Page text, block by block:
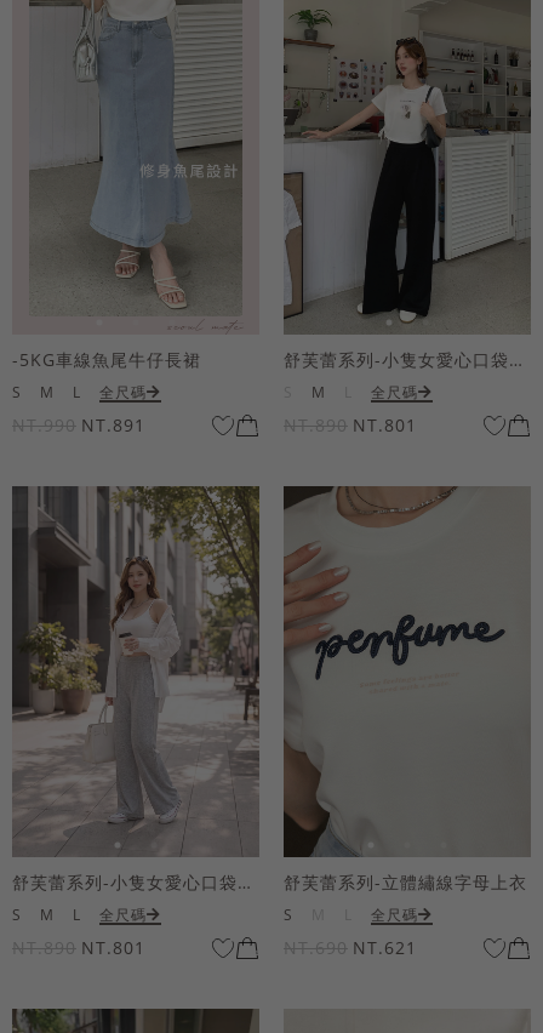
-5KG車線魚尾牛仔長裙
S M L 全尺碼
NT.990 NT.891
舒芙蕾系列-小隻女愛心口袋寬褲
M 全尺碼
NT.890 NT.801
舒芙蕾系列-小隻女愛心口袋寬褲
S M L 全尺碼
NT.890 NT.801
舒芙蕾系列-立體繡線字母上衣
S 全尺碼
NT.690 NT.621